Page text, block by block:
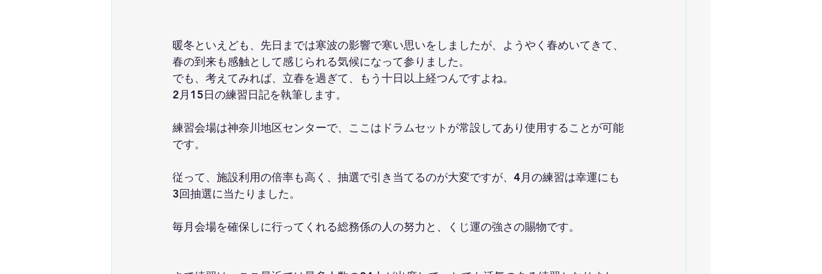
暖冬といえども、先日までは寒波の影響で寒い思いをしましたが、ようやく春めいてきて、
春の到来も感触として感じられる気候になって参りました。
でも、考えてみれば、立春を過ぎて、もう十日以上経つんですよね。
2月15日の練習日記を執筆します。
練習会場は神奈川地区センターで、ここはドラムセットが常設してあり使用することが可能
です。
従って、施設利用の倍率も高く、抽選で引き当てるのが大変ですが、4月の練習は幸運にも
3回抽選に当たりました。
毎月会場を確保しに行ってくれる総務係の人の努力と、くじ運の強さの賜物です。